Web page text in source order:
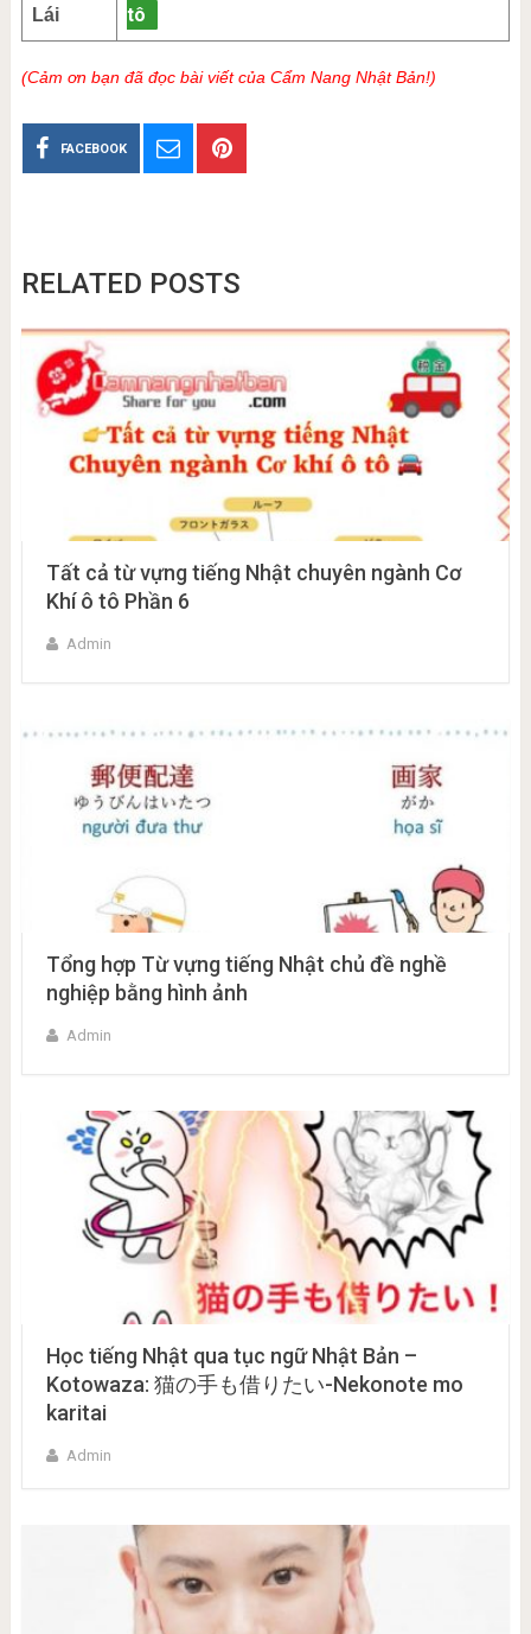
Lái tô
(Cảm ơn bạn đã đọc bài viết của Cẩm Nang Nhật Bản!)
FACEBOOK
RELATED POSTS
Tất cả từ vựng tiếng Nhật chuyên ngành Cơ
Khí ô tô Phần 6
Admin
Tổng hợp Từ vựng tiếng Nhật chủ đề nghề
nghiệp bằng hình ảnh
Admin
Học tiếng Nhật qua tục ngữ Nhật Bản –
Kotowaza: 猫の手も借りたい-Nekonote mo
karitai
Admin